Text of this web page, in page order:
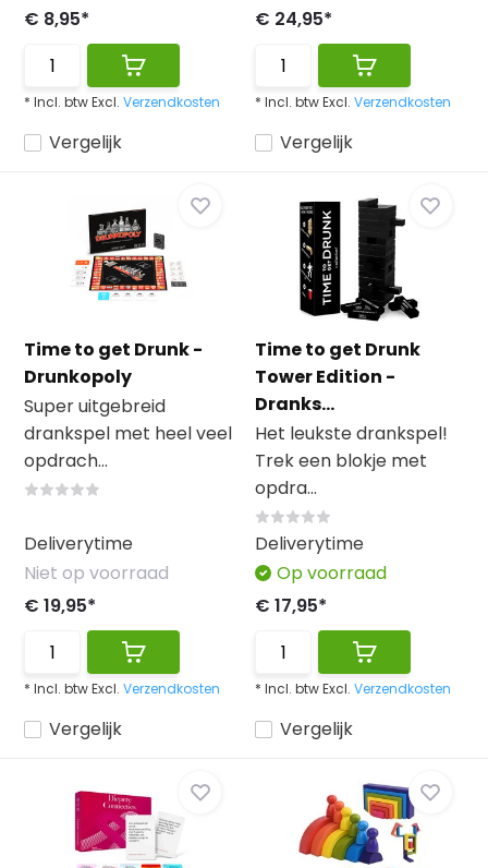
Vergelijk
€ 8,95*
* Incl. btw Excl.Verzendkosten
Vergelijk
€ 24,95*
* Incl. btw Excl. Verzendkosten
Time to get Drunk -
Drunkopoly
Super uitgebreid
drankspel met heel veel
opdrach...
Vergelijk
Deliverytime
Niet op voorraad
€ 19,95*
* Incl. btw Excl.Verzendkosten
Time to get Drunk
Tower Edition -
Dranks...
Het leukste drankspel!
Trek een blokje met
opdra...
Vergelijk
Deliverytime
Op voorraad
€ 17,95*
* Incl. btw Excl. Verzendkosten